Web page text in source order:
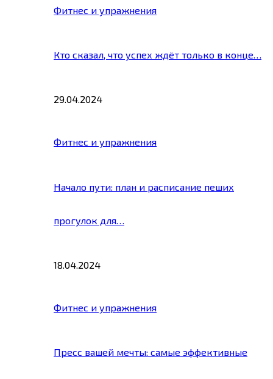
Фитнес и упражнения
Кто сказал, что успех ждёт только в конце…
29.04.2024
Фитнес и упражнения
Начало пути: план и расписание пеших
прогулок для…
18.04.2024
Фитнес и упражнения
Пресс вашей мечты: самые эффективные